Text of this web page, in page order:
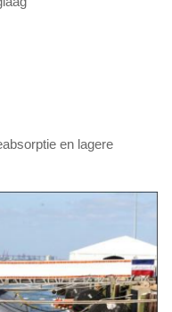
en lagere